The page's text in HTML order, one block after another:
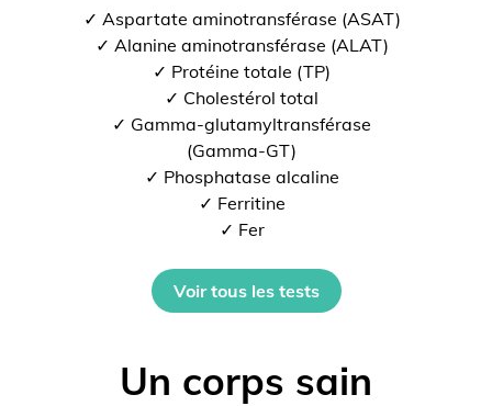
✓ Aspartate aminotransférase (ASAT)
✓ Alanine aminotransférase (ALAT)
✓ Protéine totale (TP)
✓ Cholestérol total
✓ Gamma-glutamyltransférase
(Gamma-GT)
✓ Phosphatase alcaline
✓ Ferritine
✓ Fer
Voir tous les tests
Un corps sain